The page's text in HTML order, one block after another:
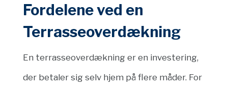
Fordelene ved en
Terrasseoverdækning
En terrasseoverdækning er en investering,
der betaler sig selv hjem på flere måder. For